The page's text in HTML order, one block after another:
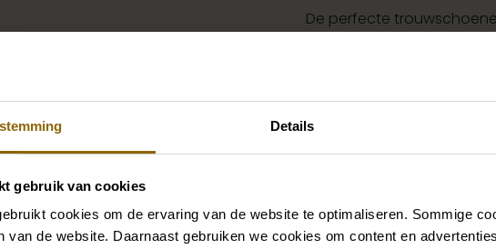
Details
gebruik van cookies
cookies om de ervaring van de website te optimaliseren. Sommige
van de website. Daarnaast gebruiken we cookies om content en
De perfecte
grote accessoire winkel